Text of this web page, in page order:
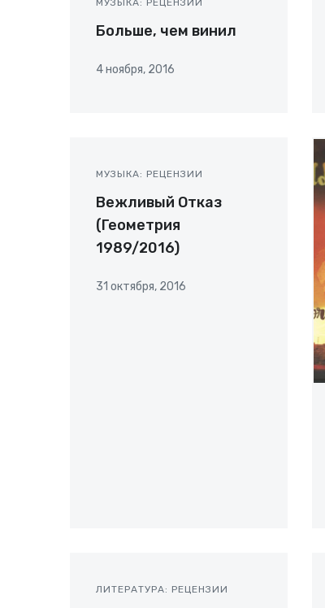
МУЗЫКА: РЕЦЕНЗИИ
Больше, чем винил
4 ноября, 2016
МУЗЫКА: РЕЦЕНЗИИ
Вежливый Отказ
(Геометрия
1989/2016)
31 октября, 2016
ЛИТЕРАТУРА: РЕЦЕНЗИИ